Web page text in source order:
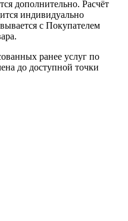
дополнительно. Расчёт
индивидуально
с Покупателем
ранее услуг по
до доступной точки